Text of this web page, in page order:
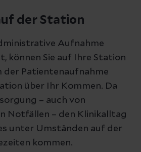
der Station
Aufnahme
können Sie auf Ihre Station
der Patientenaufnahme
über Ihr Kommen. Da
– auch von
Notfällen – den Klinikalltag
unter Umständen auf der
kommen.